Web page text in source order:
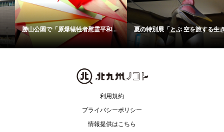
勝山公園で「原爆犠牲者慰霊平和... 夏の特別展「とぶ 空を旅する生き...
利用規約
プライバシーポリシー
情報提供はこちら